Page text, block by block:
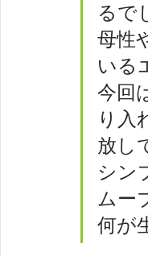
るで
母性
いる
今回
り入
放し
シン
ムー
何が